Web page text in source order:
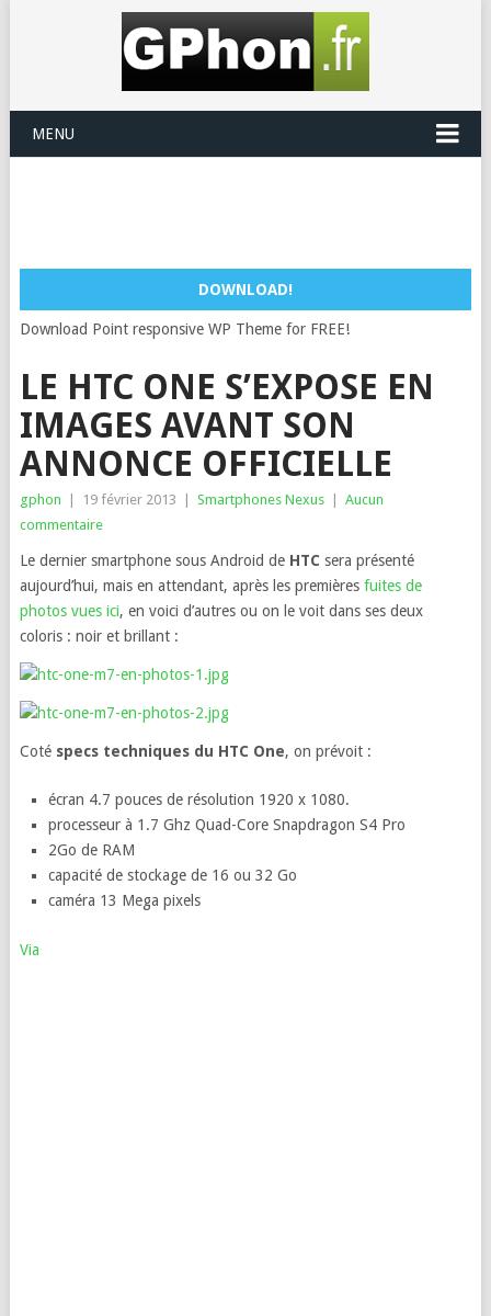
MENU
DOWNLOAD!
Download Point responsive WP Theme for FREE!
LE HTC ONE S’EXPOSE EN
IMAGES AVANT SON
ANNONCE OFFICIELLE
gphon 19 février 2013 Smartphones Nexus
Aucun
commentaire
Le dernier smartphone sous Android de HTC sera présenté
aujourd’hui, mais en attendant, après les premières fuites de
photos vues ici, en voici d’autres ou on le voit dans ses deux
coloris : noir et brillant :
Coté specs techniques du HTC One, on prévoit :
écran 4.7 pouces de résolution 1920 x 1080.
processeur à 1.7 Ghz Quad-Core Snapdragon S4 Pro
2Go de RAM
capacité de stockage de 16 ou 32 Go
caméra 13 Mega pixels
Via